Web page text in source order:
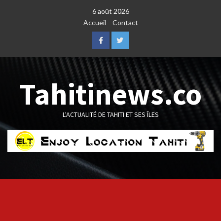
6 août 2026
Accueil
Contact
FacebookTwitter
Tahitinews.co
L'ACTUALITÉ DE TAHITI ET SES ÎLES